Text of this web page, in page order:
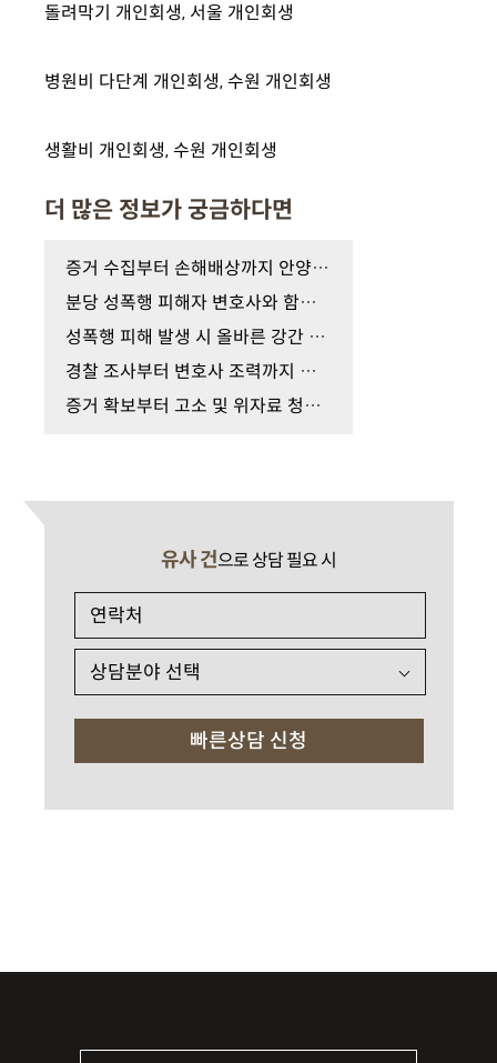
돌려막기 개인회생, 서울 개인회생
병원비 다단계 개인회생, 수원 개인회생
생활비 개인회생, 수원 개인회생
더 많은 정보가 궁금하다면
증거 수집부터 손해배상까지 안양 성추행 피해자 변…
분당 성폭행 피해자 변호사와 함께 준비하는 증거 확…
성폭행 피해 발생 시 올바른 강간 증거 수집 대응 가…
경찰 조사부터 변호사 조력까지 성폭행 피해자 진술 …
증거 확보부터 고소 및 위자료 청구까지 헬스장 성추…
유사 건으로 상담 필요 시